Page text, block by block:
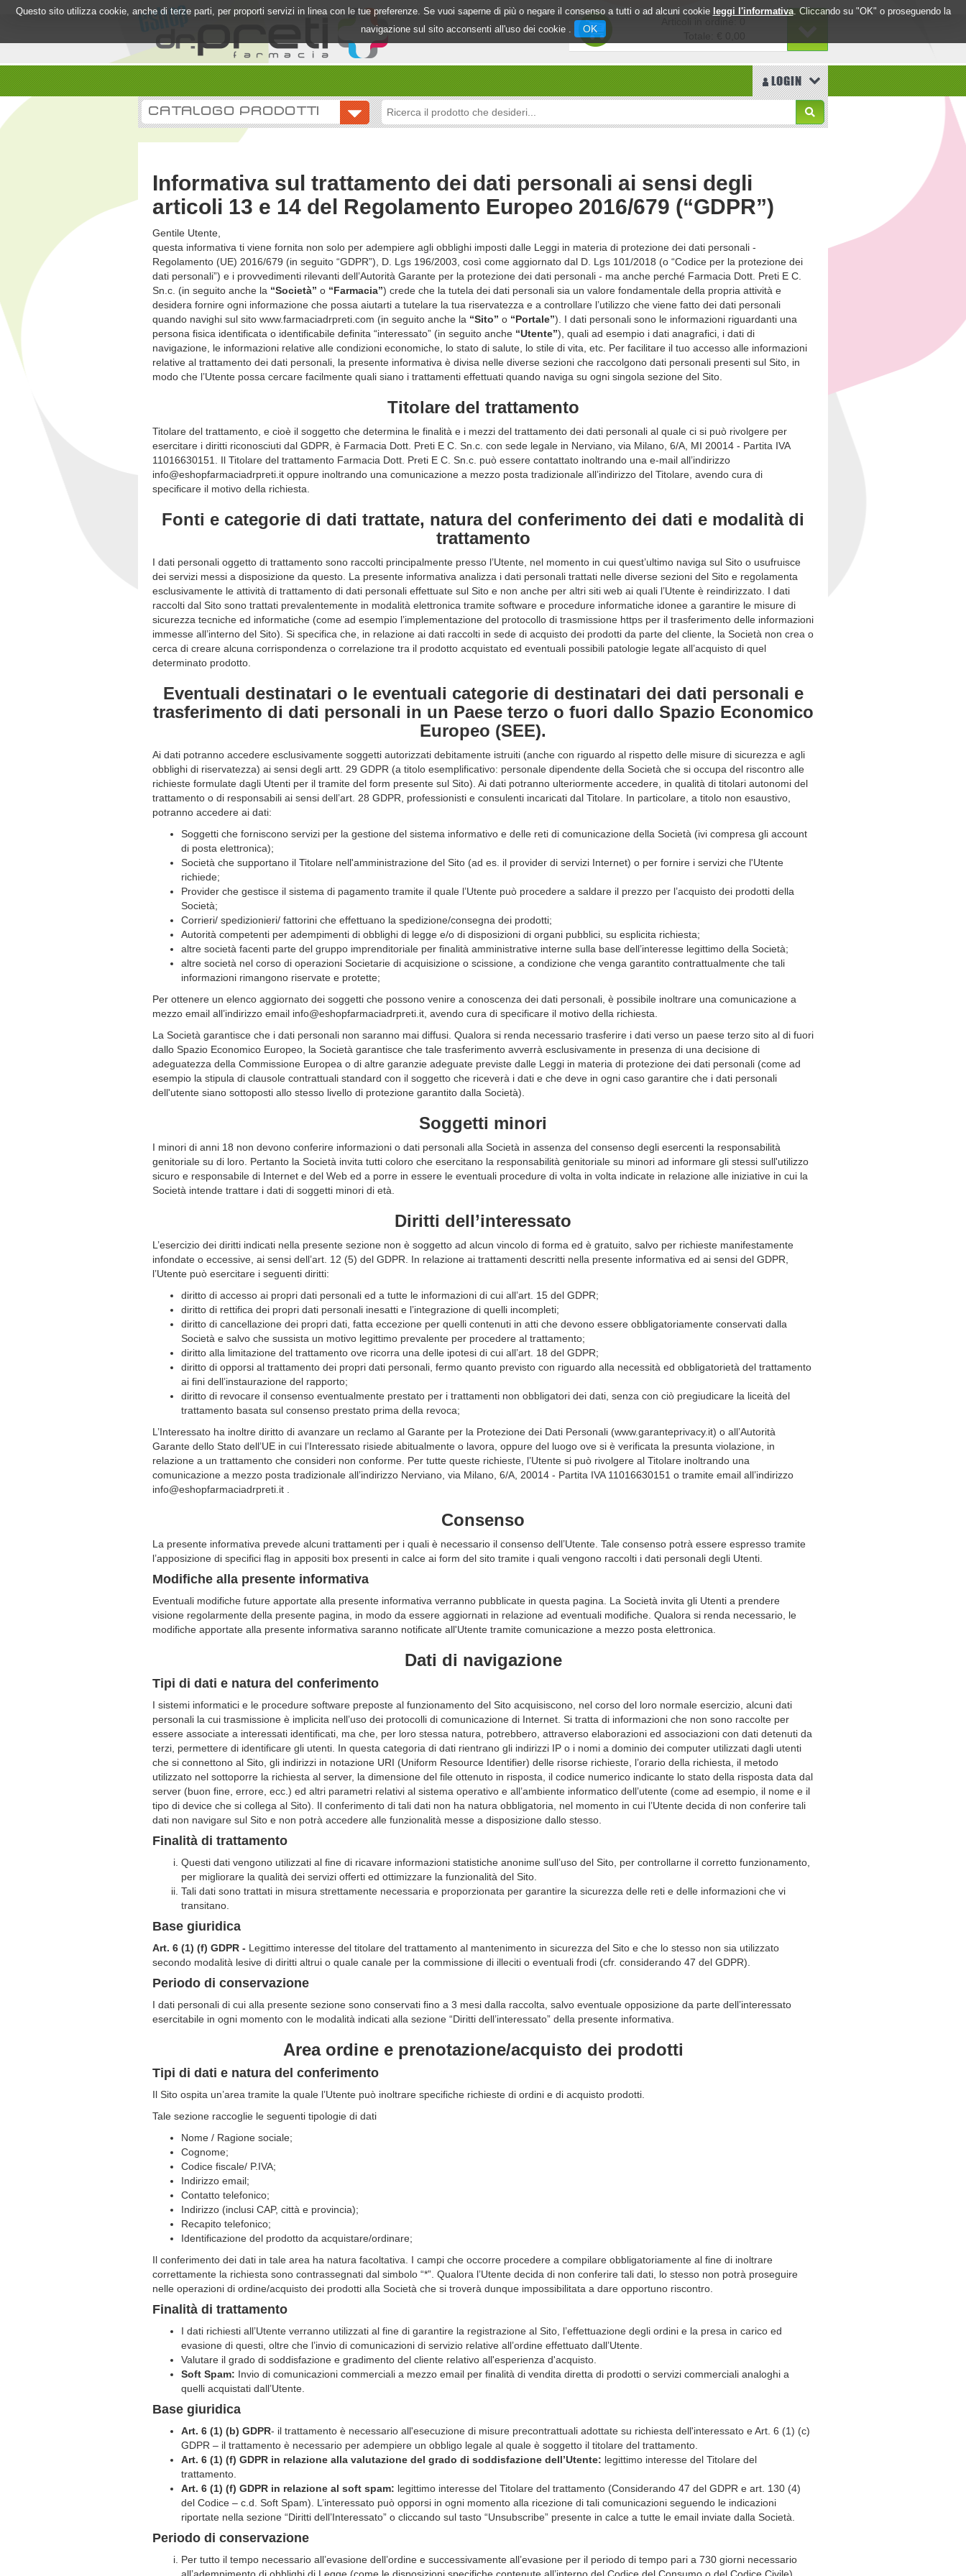
Questo sito utilizza cookie, anche di terze parti, per proporti servizi in linea con le tue preferenze. Se vuoi saperne di più o negare il consenso a tutti o ad alcuni cookie leggi l'informativa. Cliccando su "OK" o proseguendo la
navigazione sul sito acconsenti all'uso dei cookie .
OK
LOGIN
CATALOGO PRODOTTI
Informativa sul trattamento dei dati personali ai sensi degli
articoli 13 e 14 del Regolamento Europeo 2016/679 (“GDPR”)
Gentile Utente,
questa informativa ti viene fornita non solo per adempiere agli obblighi imposti dalle Leggi in materia di protezione dei dati personali -
Regolamento (UE) 2016/679 (in seguito “GDPR”), D. Lgs 196/2003, così come aggiornato dal D. Lgs 101/2018 (o “Codice per la protezione dei
dati personali”) e i provvedimenti rilevanti dell’Autorità Garante per la protezione dei dati personali - ma anche perché Farmacia Dott. Preti E C.
Sn.c. (in seguito anche la “Società” o “Farmacia”) crede che la tutela dei dati personali sia un valore fondamentale della propria attività e
desidera fornire ogni informazione che possa aiutarti a tutelare la tua riservatezza e a controllare l’utilizzo che viene fatto dei dati personali
quando navighi sul sito www.farmaciadrpreti.com (in seguito anche la “Sito” o “Portale”). I dati personali sono le informazioni riguardanti una
persona fisica identificata o identificabile definita “interessato” (in seguito anche “Utente”), quali ad esempio i dati anagrafici, i dati di
navigazione, le informazioni relative alle condizioni economiche, lo stato di salute, lo stile di vita, etc. Per facilitare il tuo accesso alle informazioni
relative al trattamento dei dati personali, la presente informativa è divisa nelle diverse sezioni che raccolgono dati personali presenti sul Sito, in
modo che l’Utente possa cercare facilmente quali siano i trattamenti effettuati quando naviga su ogni singola sezione del Sito.
Titolare del trattamento
Titolare del trattamento, e cioè il soggetto che determina le finalità e i mezzi del trattamento dei dati personali al quale ci si può rivolgere per
esercitare i diritti riconosciuti dal GDPR, è Farmacia Dott. Preti E C. Sn.c. con sede legale in Nerviano, via Milano, 6/A, MI 20014 - Partita IVA
11016630151. Il Titolare del trattamento Farmacia Dott. Preti E C. Sn.c. può essere contattato inoltrando una e-mail all’indirizzo
info@eshopfarmaciadrpreti.it oppure inoltrando una comunicazione a mezzo posta tradizionale all’indirizzo del Titolare, avendo cura di
specificare il motivo della richiesta.
Fonti e categorie di dati trattate, natura del conferimento dei dati e modalità di
trattamento
I dati personali oggetto di trattamento sono raccolti principalmente presso l’Utente, nel momento in cui quest’ultimo naviga sul Sito o usufruisce
dei servizi messi a disposizione da questo. La presente informativa analizza i dati personali trattati nelle diverse sezioni del Sito e regolamenta
esclusivamente le attività di trattamento di dati personali effettuate sul Sito e non anche per altri siti web ai quali l’Utente è reindirizzato. I dati
raccolti dal Sito sono trattati prevalentemente in modalità elettronica tramite software e procedure informatiche idonee a garantire le misure di
sicurezza tecniche ed informatiche (come ad esempio l’implementazione del protocollo di trasmissione https per il trasferimento delle informazioni
immesse all’interno del Sito). Si specifica che, in relazione ai dati raccolti in sede di acquisto dei prodotti da parte del cliente, la Società non crea o
cerca di creare alcuna corrispondenza o correlazione tra il prodotto acquistato ed eventuali possibili patologie legate all’acquisto di quel
determinato prodotto.
Eventuali destinatari o le eventuali categorie di destinatari dei dati personali e
trasferimento di dati personali in un Paese terzo o fuori dallo Spazio Economico
Europeo (SEE).
Ai dati potranno accedere esclusivamente soggetti autorizzati debitamente istruiti (anche con riguardo al rispetto delle misure di sicurezza e agli
obblighi di riservatezza) ai sensi degli artt. 29 GDPR (a titolo esemplificativo: personale dipendente della Società che si occupa del riscontro alle
richieste formulate dagli Utenti per il tramite del form presente sul Sito). Ai dati potranno ulteriormente accedere, in qualità di titolari autonomi del
trattamento o di responsabili ai sensi dell’art. 28 GDPR, professionisti e consulenti incaricati dal Titolare. In particolare, a titolo non esaustivo,
potranno accedere ai dati:
Soggetti che forniscono servizi per la gestione del sistema informativo e delle reti di comunicazione della Società (ivi compresa gli account
di posta elettronica);
Società che supportano il Titolare nell'amministrazione del Sito (ad es. il provider di servizi Internet) o per fornire i servizi che l'Utente
richiede;
Provider che gestisce il sistema di pagamento tramite il quale l’Utente può procedere a saldare il prezzo per l’acquisto dei prodotti della
Società;
Corrieri/ spedizionieri/ fattorini che effettuano la spedizione/consegna dei prodotti;
Autorità competenti per adempimenti di obblighi di legge e/o di disposizioni di organi pubblici, su esplicita richiesta;
altre società facenti parte del gruppo imprenditoriale per finalità amministrative interne sulla base dell’interesse legittimo della Società;
altre società nel corso di operazioni Societarie di acquisizione o scissione, a condizione che venga garantito contrattualmente che tali
informazioni rimangono riservate e protette;
Per ottenere un elenco aggiornato dei soggetti che possono venire a conoscenza dei dati personali, è possibile inoltrare una comunicazione a
mezzo email all’indirizzo email info@eshopfarmaciadrpreti.it, avendo cura di specificare il motivo della richiesta.
La Società garantisce che i dati personali non saranno mai diffusi. Qualora si renda necessario trasferire i dati verso un paese terzo sito al di fuori
dallo Spazio Economico Europeo, la Società garantisce che tale trasferimento avverrà esclusivamente in presenza di una decisione di
adeguatezza della Commissione Europea o di altre garanzie adeguate previste dalle Leggi in materia di protezione dei dati personali (come ad
esempio la stipula di clausole contrattuali standard con il soggetto che riceverà i dati e che deve in ogni caso garantire che i dati personali
dell'utente siano sottoposti allo stesso livello di protezione garantito dalla Società).
Soggetti minori
I minori di anni 18 non devono conferire informazioni o dati personali alla Società in assenza del consenso degli esercenti la responsabilità
genitoriale su di loro. Pertanto la Società invita tutti coloro che esercitano la responsabilità genitoriale su minori ad informare gli stessi sull'utilizzo
sicuro e responsabile di Internet e del Web ed a porre in essere le eventuali procedure di volta in volta indicate in relazione alle iniziative in cui la
Società intende trattare i dati di soggetti minori di età.
Diritti dell’interessato
L’esercizio dei diritti indicati nella presente sezione non è soggetto ad alcun vincolo di forma ed è gratuito, salvo per richieste manifestamente
infondate o eccessive, ai sensi dell’art. 12 (5) del GDPR. In relazione ai trattamenti descritti nella presente informativa ed ai sensi del GDPR,
l’Utente può esercitare i seguenti diritti:
diritto di accesso ai propri dati personali ed a tutte le informazioni di cui all’art. 15 del GDPR;
diritto di rettifica dei propri dati personali inesatti e l’integrazione di quelli incompleti;
diritto di cancellazione dei propri dati, fatta eccezione per quelli contenuti in atti che devono essere obbligatoriamente conservati dalla
Società e salvo che sussista un motivo legittimo prevalente per procedere al trattamento;
diritto alla limitazione del trattamento ove ricorra una delle ipotesi di cui all’art. 18 del GDPR;
diritto di opporsi al trattamento dei propri dati personali, fermo quanto previsto con riguardo alla necessità ed obbligatorietà del trattamento
ai fini dell’instaurazione del rapporto;
diritto di revocare il consenso eventualmente prestato per i trattamenti non obbligatori dei dati, senza con ciò pregiudicare la liceità del
trattamento basata sul consenso prestato prima della revoca;
L’Interessato ha inoltre diritto di avanzare un reclamo al Garante per la Protezione dei Dati Personali (www.garanteprivacy.it) o all’Autorità
Garante dello Stato dell’UE in cui l’Interessato risiede abitualmente o lavora, oppure del luogo ove si è verificata la presunta violazione, in
relazione a un trattamento che consideri non conforme. Per tutte queste richieste, l’Utente si può rivolgere al Titolare inoltrando una
comunicazione a mezzo posta tradizionale all’indirizzo Nerviano, via Milano, 6/A, 20014 - Partita IVA 11016630151 o tramite email all’indirizzo
info@eshopfarmaciadrpreti.it .
Consenso
La presente informativa prevede alcuni trattamenti per i quali è necessario il consenso dell’Utente. Tale consenso potrà essere espresso tramite
l’apposizione di specifici flag in appositi box presenti in calce ai form del sito tramite i quali vengono raccolti i dati personali degli Utenti.
Modifiche alla presente informativa
Eventuali modifiche future apportate alla presente informativa verranno pubblicate in questa pagina. La Società invita gli Utenti a prendere
visione regolarmente della presente pagina, in modo da essere aggiornati in relazione ad eventuali modifiche. Qualora si renda necessario, le
modifiche apportate alla presente informativa saranno notificate all'Utente tramite comunicazione a mezzo posta elettronica.
Dati di navigazione
Tipi di dati e natura del conferimento
I sistemi informatici e le procedure software preposte al funzionamento del Sito acquisiscono, nel corso del loro normale esercizio, alcuni dati
personali la cui trasmissione è implicita nell’uso dei protocolli di comunicazione di Internet. Si tratta di informazioni che non sono raccolte per
essere associate a interessati identificati, ma che, per loro stessa natura, potrebbero, attraverso elaborazioni ed associazioni con dati detenuti da
terzi, permettere di identificare gli utenti. In questa categoria di dati rientrano gli indirizzi IP o i nomi a dominio dei computer utilizzati dagli utenti
che si connettono al Sito, gli indirizzi in notazione URI (Uniform Resource Identifier) delle risorse richieste, l’orario della richiesta, il metodo
utilizzato nel sottoporre la richiesta al server, la dimensione del file ottenuto in risposta, il codice numerico indicante lo stato della risposta data dal
server (buon fine, errore, ecc.) ed altri parametri relativi al sistema operativo e all’ambiente informatico dell’utente (come ad esempio, il nome e il
tipo di device che si collega al Sito). Il conferimento di tali dati non ha natura obbligatoria, nel momento in cui l’Utente decida di non conferire tali
dati non navigare sul Sito e non potrà accedere alle funzionalità messe a disposizione dallo stesso.
Finalità di trattamento
Questi dati vengono utilizzati al fine di ricavare informazioni statistiche anonime sull’uso del Sito, per controllarne il corretto funzionamento,
per migliorare la qualità dei servizi offerti ed ottimizzare la funzionalità del Sito.
Tali dati sono trattati in misura strettamente necessaria e proporzionata per garantire la sicurezza delle reti e delle informazioni che vi
transitano.
Base giuridica
Art. 6 (1) (f) GDPR - Legittimo interesse del titolare del trattamento al mantenimento in sicurezza del Sito e che lo stesso non sia utilizzato
secondo modalità lesive di diritti altrui o quale canale per la commissione di illeciti o eventuali frodi (cfr. considerando 47 del GDPR).
Periodo di conservazione
I dati personali di cui alla presente sezione sono conservati fino a 3 mesi dalla raccolta, salvo eventuale opposizione da parte dell’interessato
esercitabile in ogni momento con le modalità indicati alla sezione “Diritti dell’interessato” della presente informativa.
Area ordine e prenotazione/acquisto dei prodotti
Tipi di dati e natura del conferimento
Il Sito ospita un’area tramite la quale l’Utente può inoltrare specifiche richieste di ordini e di acquisto prodotti.
Tale sezione raccoglie le seguenti tipologie di dati
Nome / Ragione sociale;
Cognome;
Codice fiscale/ P.IVA;
Indirizzo email;
Contatto telefonico;
Indirizzo (inclusi CAP, città e provincia);
Recapito telefonico;
Identificazione del prodotto da acquistare/ordinare;
Il conferimento dei dati in tale area ha natura facoltativa. I campi che occorre procedere a compilare obbligatoriamente al fine di inoltrare
correttamente la richiesta sono contrassegnati dal simbolo “*”. Qualora l’Utente decida di non conferire tali dati, lo stesso non potrà proseguire
nelle operazioni di ordine/acquisto dei prodotti alla Società che si troverà dunque impossibilitata a dare opportuno riscontro.
Finalità di trattamento
I dati richiesti all’Utente verranno utilizzati al fine di garantire la registrazione al Sito, l’effettuazione degli ordini e la presa in carico ed
evasione di questi, oltre che l’invio di comunicazioni di servizio relative all’ordine effettuato dall’Utente.
Valutare il grado di soddisfazione e gradimento del cliente relativo all'esperienza d'acquisto.
Soft Spam: Invio di comunicazioni commerciali a mezzo email per finalità di vendita diretta di prodotti o servizi commerciali analoghi a
quelli acquistati dall’Utente.
Base giuridica
Art. 6 (1) (b) GDPR- il trattamento è necessario all'esecuzione di misure precontrattuali adottate su richiesta dell'interessato e Art. 6 (1) (c)
GDPR – il trattamento è necessario per adempiere un obbligo legale al quale è soggetto il titolare del trattamento.
Art. 6 (1) (f) GDPR in relazione alla valutazione del grado di soddisfazione dell’Utente: legittimo interesse del Titolare del
trattamento.
Art. 6 (1) (f) GDPR in relazione al soft spam: legittimo interesse del Titolare del trattamento (Considerando 47 del GDPR e art. 130 (4)
del Codice – c.d. Soft Spam). L’interessato può opporsi in ogni momento alla ricezione di tali comunicazioni seguendo le indicazioni
riportate nella sezione “Diritti dell’Interessato” o cliccando sul tasto “Unsubscribe” presente in calce a tutte le email inviate dalla Società.
Periodo di conservazione
Per tutto il tempo necessario all’evasione dell’ordine e successivamente all’evasione per il periodo di tempo pari a 730 giorni necessario